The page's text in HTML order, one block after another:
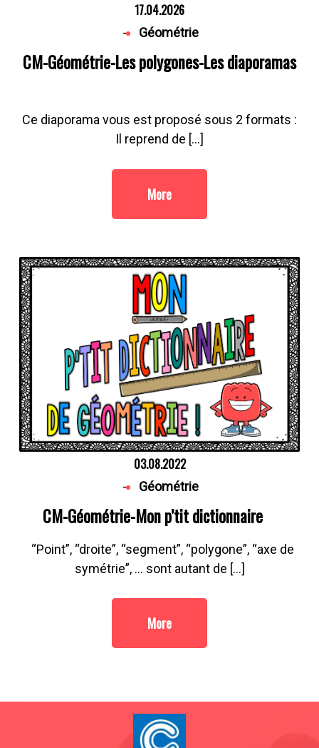
17.04.2026
- Géométrie
CM-Géométrie-Les polygones-Les diaporamas
Ce diaporama vous est proposé sous 2 formats :
Il reprend de […]
More
03.08.2022
- Géométrie
CM-Géométrie-Mon p’tit dictionnaire
“Point”, “droite”, “segment”, “polygone”, “axe de
symétrie”, … sont autant de […]
More